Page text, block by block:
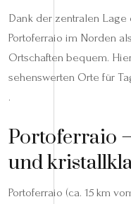
Dank der zentralen
Portoferraio im Norden
Ortschaften bequem.
sehenswerten Orte für
.
Portoferraio
und
Portoferraio (ca. 15 km